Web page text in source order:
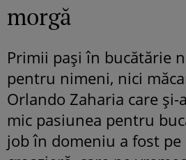
morgă
Primii pași în bucătărie
pentru nimeni, nici
Orlando Zaharia care și-
mic pasiunea pentru
job în domeniu a fost pe